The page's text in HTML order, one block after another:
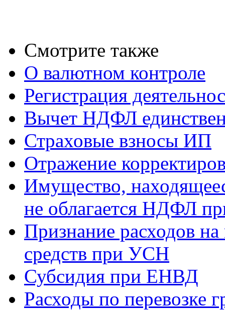
Смотрите также
О валютном контроле
Регистрация
Вычет НДФЛ
Страховые взносы ИП
Отражение
Имущество,
не облагается НДФЛ
Признание расходов
средств при УСН
Субсидия при ЕНВД
Расходы по перевозке